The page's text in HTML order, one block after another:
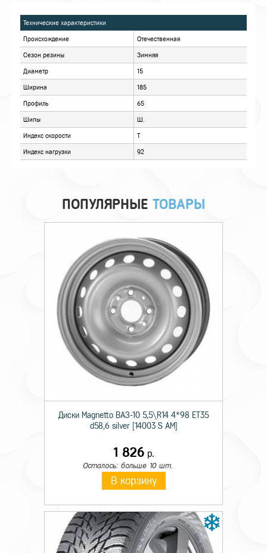
ОПИСАНИЕ
ОТЗЫВЫ
Технические характеристики
Сезон резины Зимняя
Шипы Ш.
Индекс скорости T
ПОПУЛЯРНЫЕ ТОВАРЫ
Диски Magnetto ВАЗ-10 5,5\R14 4*98 ET35
d58,6 silver [14003 S AM]
1 826р.
Осталось: больше 10 шт.
В корзину